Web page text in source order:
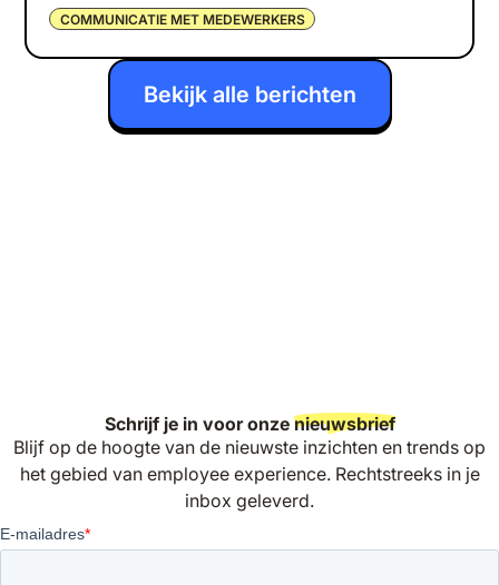
COMMUNICATIE MET MEDEWERKERS
Bekijk alle berichten
Schrijf je in voor onze nieuwsbrief
Blijf op de hoogte van de nieuwste inzichten en trends op
het gebied van employee experience. Rechtstreeks in je
inbox geleverd.